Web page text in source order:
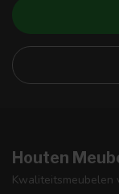
Houten
Kwaliteitsmeubelen